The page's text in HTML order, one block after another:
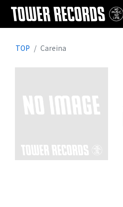
TOP Careina